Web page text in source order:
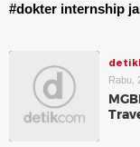
#dokter internship
Rabu,